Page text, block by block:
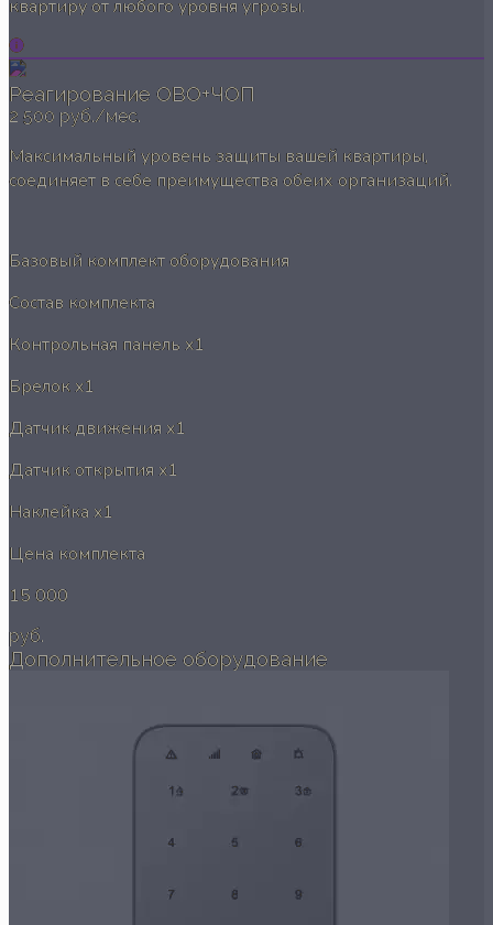
квартиру от любого уровня угрозы.
Реагирование ОВО+ЧОП
2 500 руб./мес.
Максимальный уровень защиты вашей квартиры,
соединяет в себе преимущества обеих организаций.
Базовый комплект оборудования
Состав комплекта
Контрольная панель x1
Брелокx1
Датчик движения x1
Датчик открытия x1
Наклейка x1
Цена комплекта
15 000
руб.
Дополнительное оборудование